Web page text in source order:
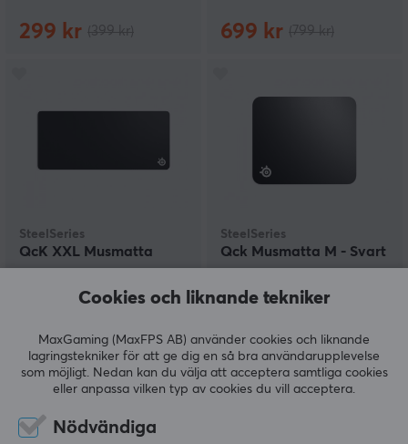
299 kr 699 kr
SteelSeries
QcK XXL Musmatta
349 kr
SteelSeries
Qck Musmatta M - Svart
(24)
139 kr
SPARA
Cookies och liknande tekniker
MaxGaming (MaxFPS AB) använder cookies och liknande
lagringstekniker för att ge dig en så bra användarupplevelse
som möjligt. Nedan kan du välja att acceptera samtliga cookies
eller anpassa vilken typ av cookies du vill acceptera.
Nödvändiga